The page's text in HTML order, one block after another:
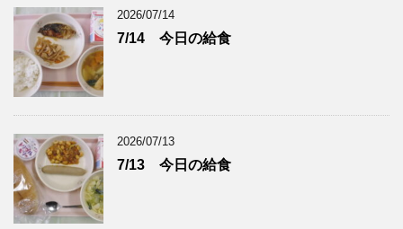
2026/07/14
7/14 今日の給食
2026/07/13
7/13 今日の給食